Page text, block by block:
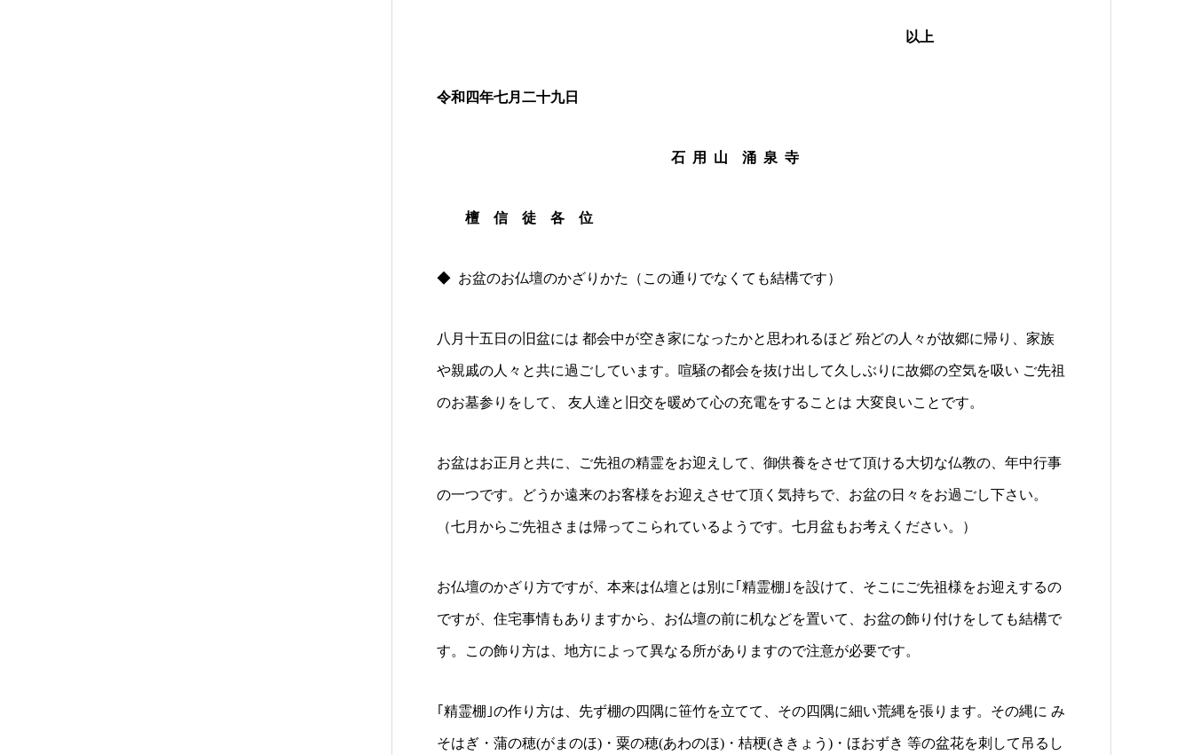
以上
令和四年七月二十九日
石 用 山 涌 泉 寺
檀 信 徒 各 位
◆ お盆のお仏壇のかざりかた（この通りでなくても結構です）
八月十五日の旧盆には 都会中が空き家になったかと思われるほど 殆どの人々が故郷に帰り、家族
や親戚の人々と共に過ごしています。喧騒の都会を抜け出して久しぶりに故郷の空気を吸い ご先祖
のお墓参りをして、 友人達と旧交を暖めて心の充電をすることは 大変良いことです。
お盆はお正月と共に、ご先祖の精霊をお迎えして、御供養をさせて頂ける大切な仏教の、年中行事
の一つです。どうか遠来のお客様をお迎えさせて頂く気持ちで、お盆の日々をお過ごし下さい。
（七月からご先祖さまは帰ってこられているようです。七月盆もお考えください。）
お仏壇のかざり方ですが、本来は仏壇とは別に｢精霊棚｣を設けて、そこにご先祖様をお迎えするの
ですが、住宅事情もありますから、お仏壇の前に机などを置いて、お盆の飾り付けをしても結構で
す。この飾り方は、地方によって異なる所がありますので注意が必要です。
｢精霊棚｣の作り方は、先ず棚の四隅に笹竹を立てて、その四隅に細い荒縄を張ります。その縄に み
そはぎ・蒲の穂(がまのほ)・粟の穂(あわのほ)・桔梗(ききょう)・ほおずき 等の盆花を刺して吊るし